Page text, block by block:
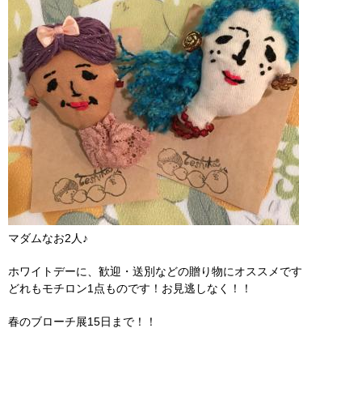
マダムなお2人♪
ホワイトデーに、歓迎・送別などの贈り物にオススメです
どれもモチロン1点ものです！お見逃しなく！！
春のブローチ展15日まで！！